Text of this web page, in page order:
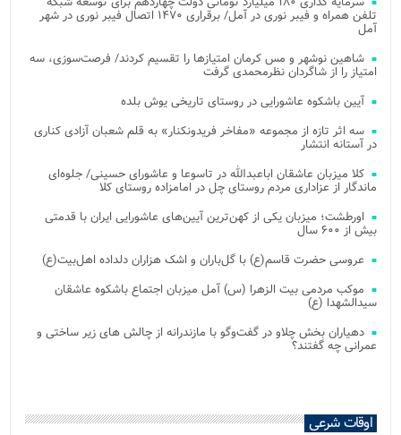
تلفن همراه و فیبر نوری در آمل/ برقراری ۱۴۷۰ اتصال فیبر نوری در شهر
آمل
شاهین نوشهر و مس کرمان امتیازها را تقسیم کردند/ فرصت‌سوزی، سه
امتیاز را از شاگردان نظرمحمدی گرفت
آیین باشکوه عاشورایی در روستای تاریخی یوش بلده
سه اثر تازه از مجموعه «مفاخر فریدونکنار» به قلم شعبان آزادی کناری
در آستانه انتشار
کلا میزبان عاشقان اباعبدالله در تاسوعا و عاشورای حسینی/ جلوه‌ای
ماندگار از عزاداری مردم روستای چل در امامزاده روستای کلا
اورطشت؛ میزبان یکی از کهن‌ترین آیین‌های عاشورایی ایران با قدمتی
بیش از ۶۰۰ سال
عروسی حضرت قاسم(ع) با گل‌باران و اشک هزاران دلداده اهل‌بیت(ع)
موکب مردمی بیت‌ الزهرا (س) آمل میزبان اجتماع باشکوه عاشقان
سیدالشهدا (ع)
دهیاران بخش چلاو در گفت‌وگو با مازندرانه از چالش های زیر ساختی و
عمرانی چه گفتند؟
اوقات شرعی